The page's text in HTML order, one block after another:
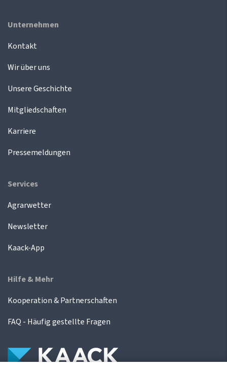
Unternehmen
Kontakt
Wir über uns
Unsere Geschichte
Mitgliedschaften
Karriere
Pressemeldungen
Services
Agrarwetter
Newsletter
Kaack-App
Hilfe & Mehr
Kooperation & Partnerschaften
FAQ - Häufig gestellte Fragen